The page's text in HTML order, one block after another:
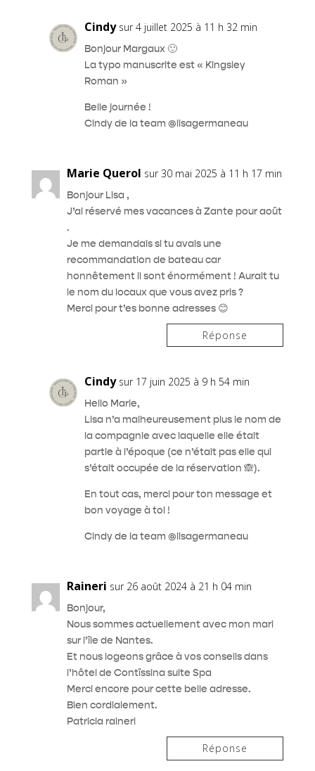
Cindy sur 4 juillet 2025 à 11 h 32 min
Bonjour Margaux 🙂
La typo manuscrite est « Kingsley
Roman »
Belle journée !
Cindy de la team @lisagermaneau
Marie Querol sur 30 mai 2025 à 11 h 17 min
Bonjour Lisa ,
J’ai réservé mes vacances à Zante pour août
.
Je me demandais si tu avais une
recommandation de bateau car
honnêtement il sont énormément ! Aurait tu
le nom du locaux que vous avez pris ?
Merci pour t’es bonne adresses 😊
Réponse
Cindy sur 17 juin 2025 à 9 h 54 min
Hello Marie,
Lisa n’a malheureusement plus le nom de
la compagnie avec laquelle elle était
partie à l’époque (ce n’était pas elle qui
s’était occupée de la réservation 🙈).
En tout cas, merci pour ton message et
bon voyage à toi !
Cindy de la team @lisagermaneau
Raineri sur 26 août 2024 à 21 h 04 min
Bonjour,
Nous sommes actuellement avec mon mari
sur l’île de Nantes.
Et nous logeons grâce à vos conseils dans
l’hôtel de Contîssina suite Spa
Merci encore pour cette belle adresse.
Bien cordialement.
Patricia raineri
Réponse